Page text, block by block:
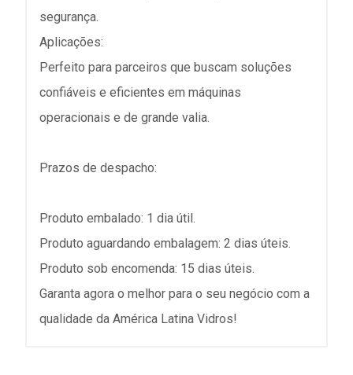
segurança.
Aplicações:
Perfeito para parceiros que buscam soluções
confiáveis e eficientes em máquinas
operacionais e de grande valia.
Prazos de despacho:
Produto embalado: 1 dia útil.
Produto aguardando embalagem: 2 dias úteis.
Produto sob encomenda: 15 dias úteis.
Garanta agora o melhor para o seu negócio com a
qualidade da América Latina Vidros!